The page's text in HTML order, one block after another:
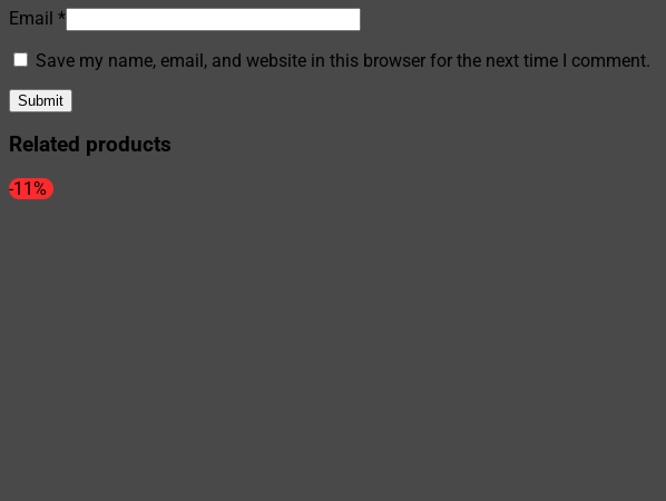
Email *
Save my name, email, and website in this browser for the next time I comment.
Related products
-11%